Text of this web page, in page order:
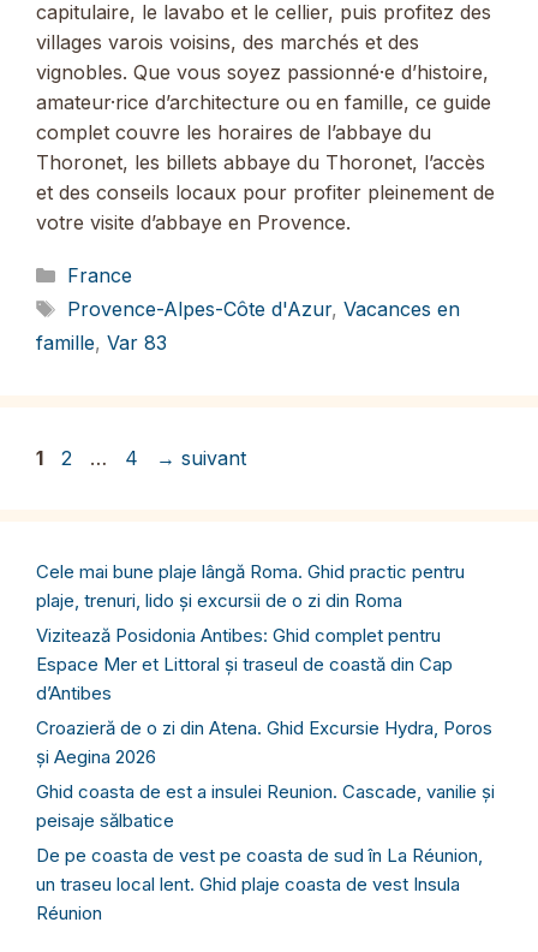
capitulaire, le lavabo et le cellier, puis profitez des
villages varois voisins, des marchés et des
vignobles. Que vous soyez passionné·e d’histoire,
amateur·rice d’architecture ou en famille, ce guide
complet couvre les horaires de l’abbaye du
Thoronet, les billets abbaye du Thoronet, l’accès
et des conseils locaux pour profiter pleinement de
votre visite d’abbaye en Provence.
Catégories
France
Étiquettes
Provence-Alpes-Côte d'Azur, Vacances en
famille, Var 83
Page
1 Page
2 … Page
4 → suivant
Cele mai bune plaje lângă Roma. Ghid practic pentru
plaje, trenuri, lido și excursii de o zi din Roma
Vizitează Posidonia Antibes: Ghid complet pentru
Espace Mer et Littoral și traseul de coastă din Cap
d’Antibes
Croazieră de o zi din Atena. Ghid Excursie Hydra, Poros
și Aegina 2026
Ghid coasta de est a insulei Reunion. Cascade, vanilie și
peisaje sălbatice
De pe coasta de vest pe coasta de sud în La Réunion,
un traseu local lent. Ghid plaje coasta de vest Insula
Réunion